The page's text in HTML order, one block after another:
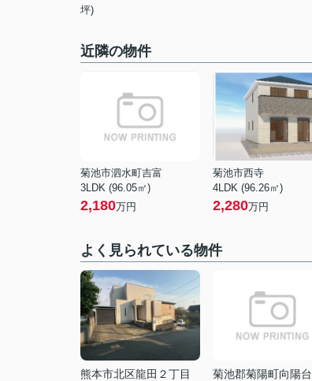
坪)
近隣の物件
菊池市泗水町吉富
3LDK (96.05㎡)
2,180万円
菊池市西寺
4LDK (96.26㎡)
2,280万円
よく見られている物件
熊本市北区龍田２丁目
菊池郡菊陽町向陽台